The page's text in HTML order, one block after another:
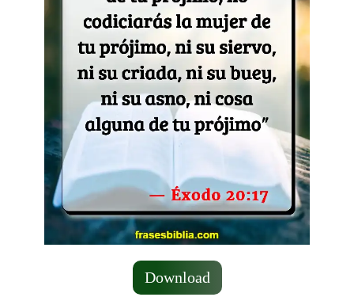
Download